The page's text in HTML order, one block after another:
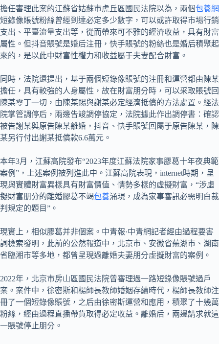
擔任審理此案的江蘇省姑蘇市虎丘區國民法院以為，兩個包養網
短錄像賬號粉絲曾經到達必定多少數字，可以或許取得市場行銷
支出、平臺流量支出等，從而帶來可不雅的經濟收益，具有財富
屬性。但抖音賬號是婚后注冊，快手賬號的粉絲也是婚后積聚起
來的，是以此中財富性權力和收益屬于夫妻配合財富。
同時，法院還提出，基于兩個短錄像賬號的注冊和運營都由陳某
擔任，具有較強的人身屬性，故在財富朋分時，可以采取賬號回
陳某零丁一切，由陳某賜與謝某必定經濟抵償的方法處置。經法
院掌管調停后，兩邊告竣調停協定，法院據此作出調停書：確認
被告謝某與原告陳某離婚，抖音、快手賬號回屬于原告陳某，陳
某另行付出謝某抵償款6.6萬元。
本年3月，江蘇高院發布“2023年度江蘇法院家事膠葛十年夜典範
案例”，上述案例被列進此中。江蘇高院表現，internet時期，呈
現與實體財富異樣具有財富價值、情勢多樣的虛擬財富，“涉虛
擬財富朋分的離婚膠葛不竭包養涌現，成為家事審訊必需明白裁
判規定的題目”。
現實上，相似膠葛并非個案。中青報·中青網記者經由過程要害
詞檢索發明，此前的公然報道中，北京市、安徽省蕪湖市、湖南
省臨湘市等多地，都曾呈現過離婚夫妻朋分虛擬財富的案例。
2022年，北京市房山區國民法院曾審理過一路短錄像賬號過戶
案。案件中，徐密斯和楊師長教師婚姻存續時代，楊師長教師注
冊了一個短錄像賬號，之后由徐密斯運營和應用，積聚了十幾萬
粉絲，經由過程直播帶貨取得必定收益。離婚后，兩邊請求就這
一賬號停止朋分。